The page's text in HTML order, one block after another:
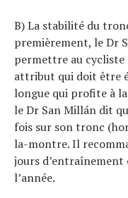
B) La stabilité du
premièrement, le Dr
permettre au cycliste
attribut qui doit être
longue qui profite à
le Dr San Millán dit
fois sur son tronc
la-montre. Il
jours
l’année.